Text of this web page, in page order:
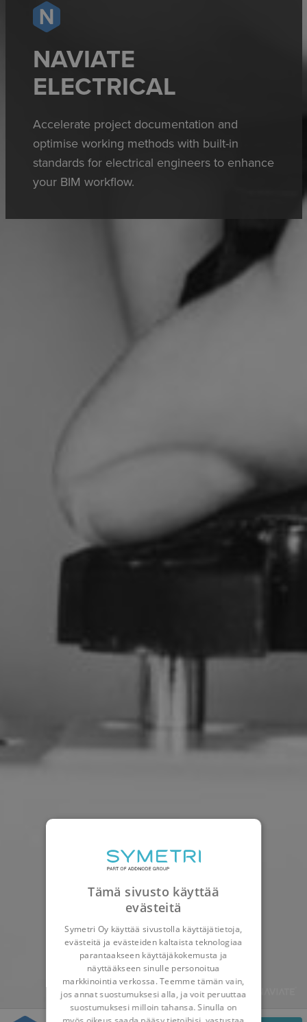
NAVIATE
ELECTRICAL
Accelerate project documentation and
optimise working methods with built-in
standards for electrical engineers to enhance
your BIM workflow.
Tämä sivusto käyttää
evästeitä
Symetri Oy käyttää sivustolla käyttäjätietoja,
evästeitä ja evästeiden kaltaista teknologiaa
parantaakseen käyttäjäkokemusta ja
näyttääkseen sinulle personoitua
markkinointia verkossa. Teemme tämän vain,
jos annat suostumuksesi alla, ja voit peruuttaa
suostumuksesi milloin tahansa. Sinulla on